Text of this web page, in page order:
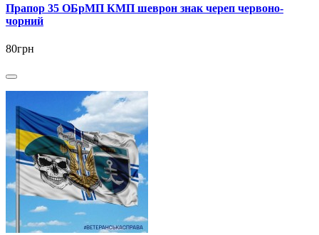
Прапор 35 ОБрМП КМП шеврон знак череп червоно-
чорний
80грн